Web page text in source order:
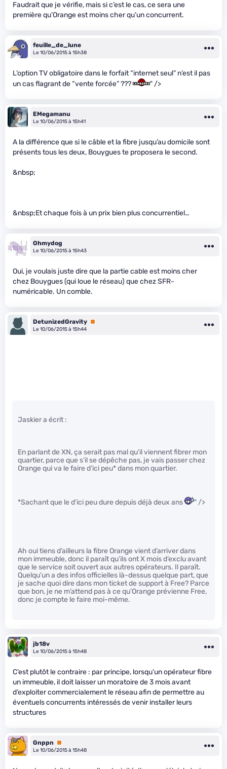
Faudrait que je vérifie, mais si c’est le cas, ce sera une
première qu’Orange est moins cher qu’un concurrent.
feuille_de_lune
Le 10/06/2015 à 15h38
L’option TV obligatoire dans le forfait “internet seul” n’est il pas
un cas flagrant de “vente forcée” ???
" />
EMegamanu
Le 10/06/2015 à 15h41
A la différence que si le câble et la fibre jusqu’au domicile sont
présents tous les deux, Bouygues te proposera le second.
&nbsp;
&nbsp;Et chaque fois à un prix bien plus concurrentiel…
Ohmydog
Le 10/06/2015 à 15h43
Oui, je voulais juste dire que la partie cable est moins cher
chez Bouygues (qui loue le réseau) que chez SFR-
numéricable. Un comble.
DetunizedGravity Premium
Le 10/06/2015 à 15h44
Jaskier a écrit :
En parlant de XN, ça serait pas mal qu’il viennent fibrer mon
quartier, parce que s’il se dépêche pas, je vais passer chez
Orange qui va le faire d’ici peu* dans mon quartier.
*Sachant que le d’ici peu dure depuis déjà deux ans " />
Ah oui tiens d’ailleurs la fibre Orange vient d’arriver dans
mon immeuble, donc il paraît qu’ils ont X mois d’exclu avant
que le service soit ouvert aux autres opérateurs. Il paraît.
Quelqu’un a des infos officielles là-dessus quelque part, que
je sache quoi dire dans mon ticket de support à Free? Parce
que bon, je ne m’attend pas à ce qu’Orange prévienne Free,
donc je compte le faire moi-même.
jb18v
Le 10/06/2015 à 15h48
C’est plutôt le contraire : par principe, lorsqu’un opérateur fibre
un immeuble, il doit laisser un moratoire de 3 mois avant
d’exploiter commercialement le réseau afin de permettre au
éventuels concurrents intéressés de venir installer leurs
structures
Gnppn
Premium
Le 10/06/2015 à 15h48